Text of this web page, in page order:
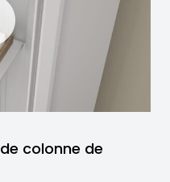
colonne de